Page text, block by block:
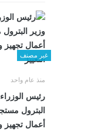
غير مصنف
منذ عام واحد
رئيس الوزراء
البترول
أعمال